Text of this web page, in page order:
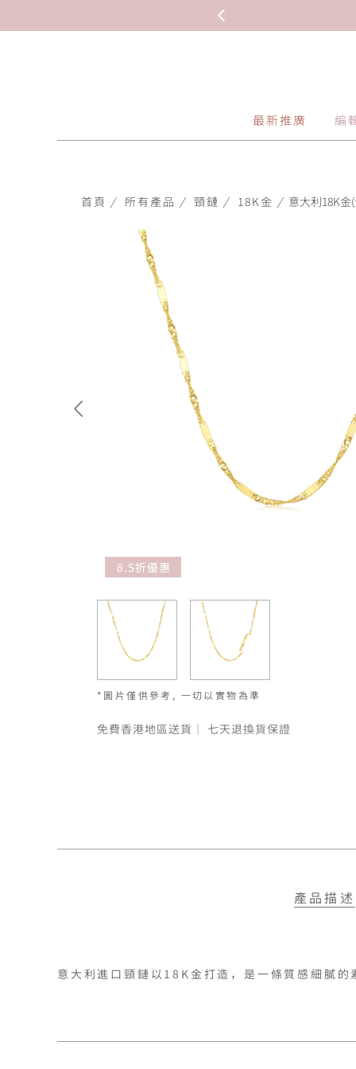
最新推廣 編
首頁 / 所有產品 / 頸鏈 / 18K金 / 意大利18K金
8.5折優惠
*圖片僅供參考, 一切以實物為準
免費香港地區送貨｜ 七天退換貨保證
產品描述
意大利進口頸鏈以18K金打造，是一條質感細膩